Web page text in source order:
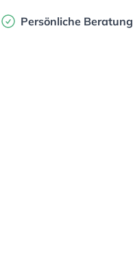
Persönliche Beratung